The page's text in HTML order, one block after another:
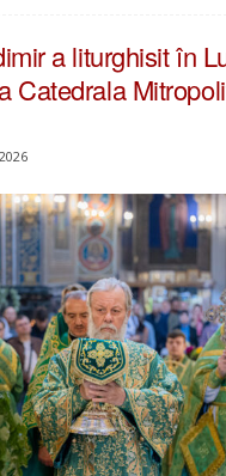
a liturghisit în
Catedrala